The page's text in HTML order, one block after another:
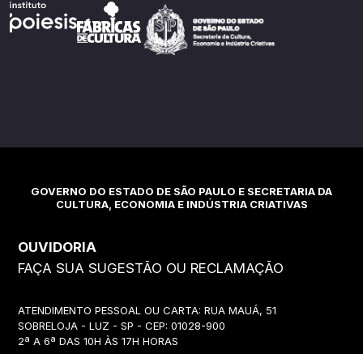
GOVERNO DO ESTADO DE SÃO PAULO E SECRETARIA DA
CULTURA, ECONOMIA E INDÚSTRIA CRIATIVAS
OUVIDORIA
FAÇA SUA SUGESTÃO OU RECLAMAÇÃO
ATENDIMENTO PESSOAL OU CARTA: RUA MAUÁ, 51
SOBRELOJA - LUZ - SP - CEP: 01028-900
2ª A 6ª DAS 10H ÀS 17H HORAS